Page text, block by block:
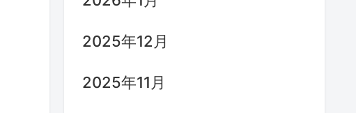
2025年12月
2025年11月